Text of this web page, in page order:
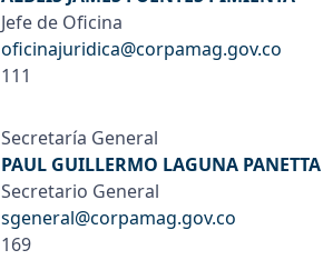
Jefe de Oficina
oficinajuridica@corpamag.gov.co
111
Secretaría General
PAUL GUILLERMO LAGUNA PANETTA
Secretario General
sgeneral@corpamag.gov.co
169